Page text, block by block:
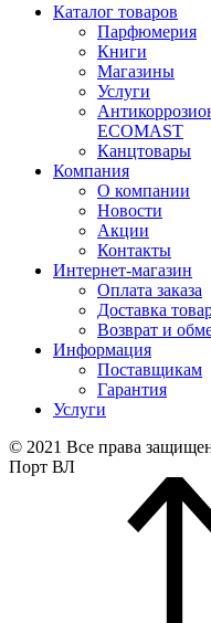
Каталог товаров
Парфюмерия
Книги
Магазины
Услуги
ECOMAST
Канцтовары
Компания
О компании
Новости
Акции
Контакты
Интернет-магазин
Оплата заказа
Доставка
Возврат и
Информация
Поставщикам
Гарантия
Услуги
© 2021 Все права
Порт ВЛ